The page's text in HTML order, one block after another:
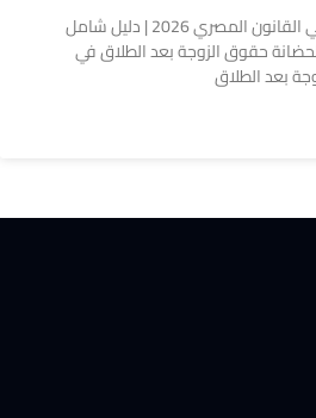
حقوق الزوجة بعد الطلاق في القانون المصري 2026 | دليل شامل
حقوق الزوجة بعد الطلاق في
بعد الطلاق